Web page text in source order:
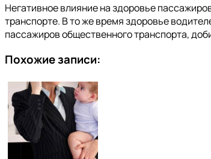
Негативное влияние на здоровье
транспорте. В то же время здоровье
пассажиров общественного транспорта,
Похожие записи: